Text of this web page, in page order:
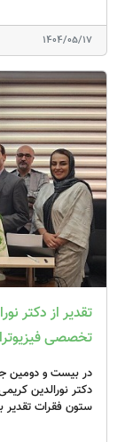
1404/05/17
تخصصی
در بیست و دومین
ستون فقرات تقدیر